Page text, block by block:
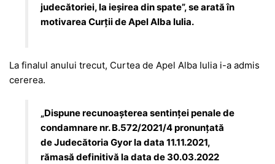
judecătoriei, la ieşirea din spate”, se arată în
motivarea Curții de Apel Alba Iulia.
La finalul anului trecut, Curtea de Apel Alba Iulia i-a admis
cererea.
„Dispune recunoaşterea sentinţei penale de
condamnare nr. B.572/2021/4 pronunţată
de Judecătoria Gyor la data 11.11.2021,
rămasă definitivă la data de 30.03.2022